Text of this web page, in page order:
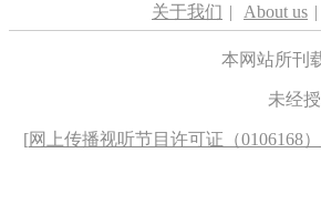
关于我们 | About us |
本网站所刊
未经
[网上传播视听节目许可证（0106168）